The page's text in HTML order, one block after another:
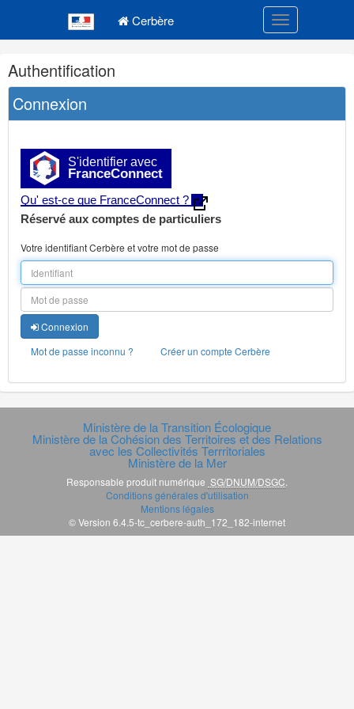
Cerbère Toggle
Navigation
et
outils
annexes
Authentification
Connexion
S'identifier avec
FranceConnect
Qu' est-ce que FranceConnect ?
Réservé aux comptes de particuliers
Votre identifiant Cerbère et votre mot de passe
Connexion
Mot de passe inconnu ?
Créer un compte Cerbère
Ministère de la Transition Écologique
Ministère de la Cohésion des Territoires et des Relations
avec les Collectivités Terrritoriales
Ministère de la Mer
Responsable produit numérique SG/DNUM/DSGC.
Conditions générales d'utilisation
Mentions légales
© Version 6.4.5-tc_cerbere-auth_172_182-internet